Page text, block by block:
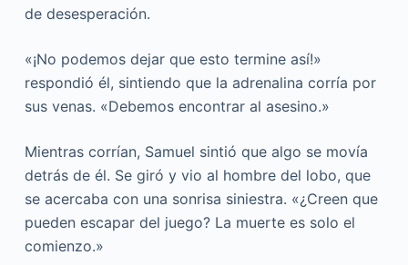
de desesperación.
«¡No podemos dejar que esto termine así!»
respondió él, sintiendo que la adrenalina corría por
sus venas. «Debemos encontrar al asesino.»
Mientras corrían, Samuel sintió que algo se movía
detrás de él. Se giró y vio al hombre del lobo, que
se acercaba con una sonrisa siniestra. «¿Creen que
pueden escapar del juego? La muerte es solo el
comienzo.»